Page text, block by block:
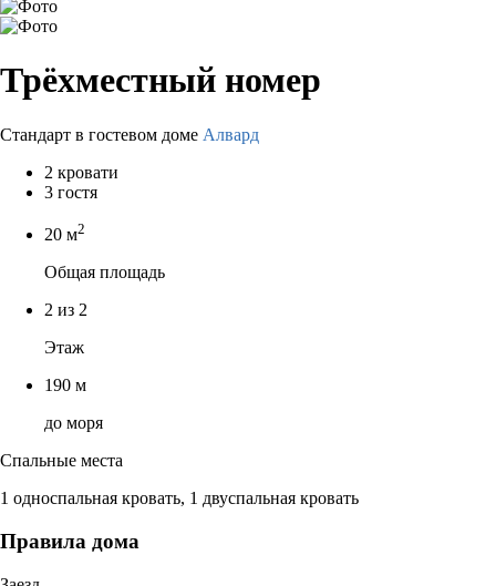
Трёхместный номер
Стандарт в гостевом доме Алвард
2 кровати
3 гостя
20 м2
Общая площадь
2 из 2
Этаж
190 м
до моря
Спальные места
1 односпальная кровать, 1 двуспальная кровать
Правила дома